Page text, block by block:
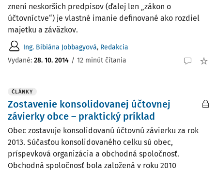
znení neskorších predpisov (ďalej len „zákon o
účtovníctve“) je vlastné imanie definované ako rozdiel
majetku a záväzkov.
Ing. Bibiána Jobbagyová, Redakcia
Vydané: 28. 10. 2014 / 12 minút čítania
ČLÁNKY
Zostavenie konsolidovanej účtovnej
závierky obce – praktický príklad
Obec zostavuje konsolidovanú účtovnú závierku za rok
2013. Súčasťou konsolidovaného celku sú obec,
príspevková organizácia a obchodná spoločnosť.
Obchodná spoločnosť bola založená v roku 2010